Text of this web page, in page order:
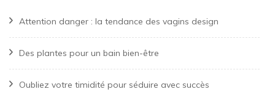
Attention danger : la tendance des vagins design
Des plantes pour un bain bien-être
Oubliez votre timidité pour séduire avec succès